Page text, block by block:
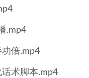
.mp4
倍.mp4
术脚本.mp4